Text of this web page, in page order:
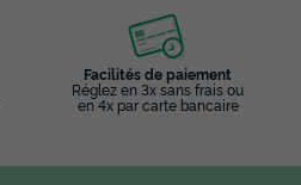
Facilités de paiement
Réglez en 3x sans frais ou
en 4x par carte bancaire